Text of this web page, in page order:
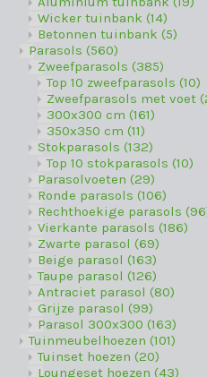
Wicker tuinbank(14)
Betonnen tuinbank(5)
Parasols(560)
Zweefparasols(385)
Top 10 zweefparasols(10)
Zweefparasols met voet
300x300 cm(161)
350x350 cm(11)
Stokparasols(132)
Top 10 stokparasols(10)
Parasolvoeten(29)
Ronde parasols(106)
Rechthoekige parasols
Vierkante parasols(186)
Zwarte parasol(69)
Beige parasol(163)
Taupe parasol(126)
Antraciet parasol(80)
Grijze parasol(99)
Parasol 300x300(163)
Tuinmeubelhoezen(101)
Tuinset hoezen(20)
Loungeset hoezen(43)